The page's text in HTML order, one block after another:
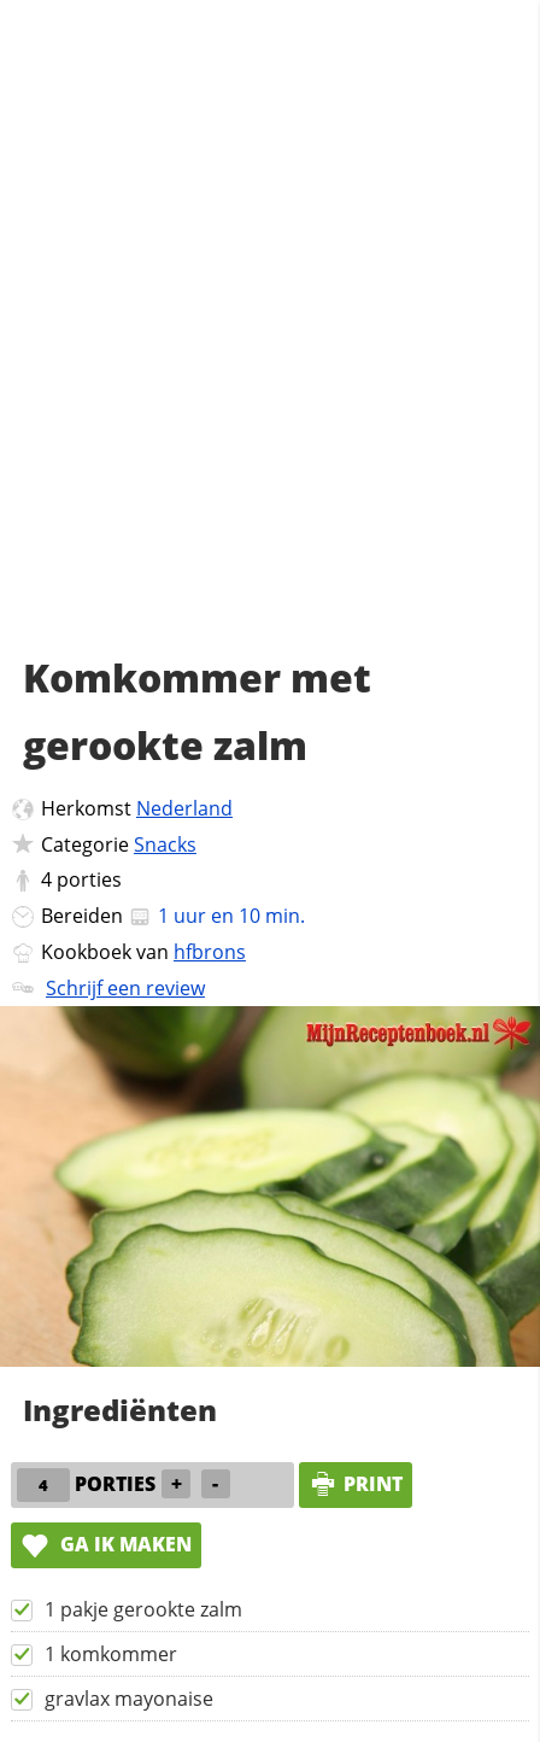
Komkommer met
gerookte zalm
Herkomst Nederland
CategorieSnacks
4 porties
Bereiden
1 uur en 10 min.
Kookboek van hfbrons
Schrijf een review
Ingrediënten
PORTIES + - PRINT
GA IK MAKEN
1 pakje gerookte zalm
1 komkommer
gravlax mayonaise